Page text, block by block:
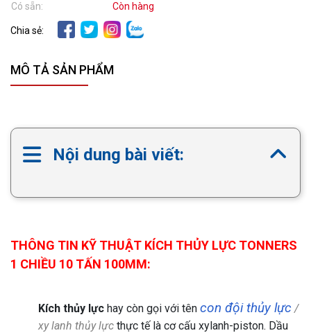
Có sẵn:
Còn hàng
Chia sẻ:
MÔ TẢ SẢN PHẨM
Nội dung bài viết:
THÔNG TIN KỸ THUẬT KÍCH THỦY LỰC TONNERS
1 CHIỀU 10 TẤN 100MM:
Kích thủy lực hay còn gọi với tên con đội thủy lực /
xy lanh thủy lực thực tế là cơ cấu xylanh-piston. Dầu